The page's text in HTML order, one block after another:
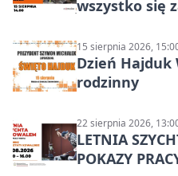
wszystko się
15 sierpnia 2026,
Dzień Hajduk
rodzinny
22 sierpnia 2026,
LETNIA
POKAZY